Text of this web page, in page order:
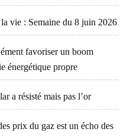
la vie : Semaine du 8 juin 2026
favoriser un boom
énergétique propre
a résisté mais pas l’or
prix du gaz est un écho des